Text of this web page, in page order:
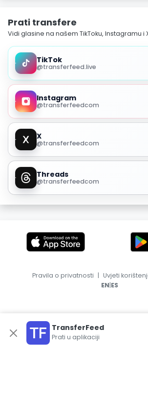
Prati transfere
Vidi glasine na našem TikToku, Instagramu i
TikTok
@transferfeed.live
Instagram
@transferfeedcom
X
@transferfeedcom
Threads
@transferfeedcom
TransferFeed
Prati u aplikaciji
Pravila o privatnosti | Uvjeti
EN|ES